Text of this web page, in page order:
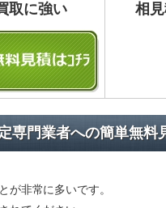
取に強い 相
専門業者への簡単無料
非常に多いです。